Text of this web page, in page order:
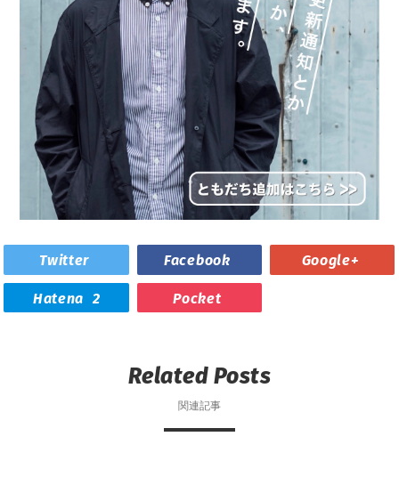
Twitter Facebook Google+
Hatena 2 Pocket
Related Posts
関連記事